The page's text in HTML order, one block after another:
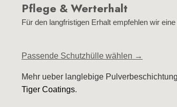
Pflege & Werterhalt
Für den langfristigen Erhalt empfehlen wir
Passende Schutzhülle wählen →
Mehr ueber langlebige
Tiger Coatings.